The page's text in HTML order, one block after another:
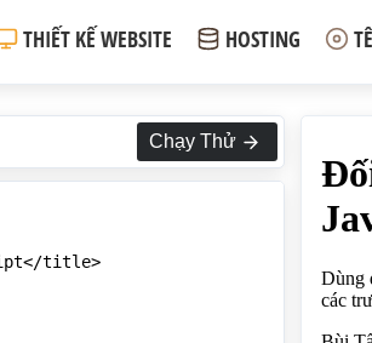
THIẾT KẾ WEBSITE HOSTING
Chạy Thử
title>